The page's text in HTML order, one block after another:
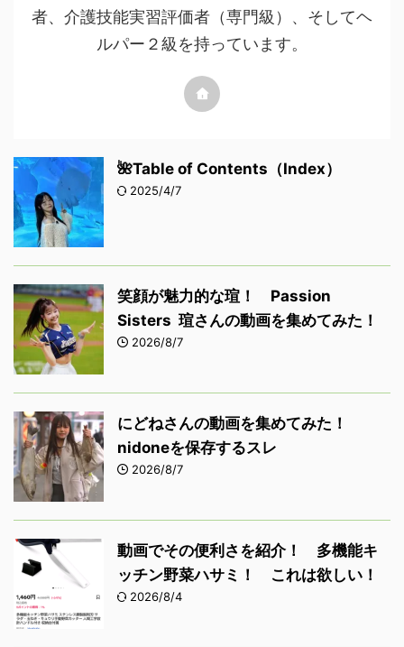
者、介護技能実習評価者（専門級）、そしてヘ
ルパー２級を持っています。
🌺Table of Contents（Index）
2025/4/7
笑顔が魅力的な瑄！ Passion
Sisters 瑄さんの動画を集めてみた！
2026/8/7
にどねさんの動画を集めてみた！
nidoneを保存するスレ
2026/8/7
動画でその便利さを紹介！ 多機能キ
ッチン野菜ハサミ！ これは欲しい！
2026/8/4